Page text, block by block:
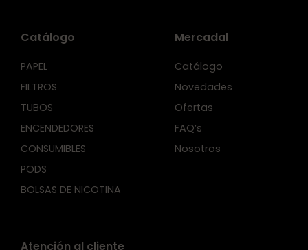
Catálogo
PAPEL
FILTROS
TUBOS
ENCENDEDORES
CONSUMIBLES
PODS
BOLSAS DE NICOTINA
Mercadal
Catálogo
Novedades
Ofertas
FAQ’s
Nosotros
Atención al cliente